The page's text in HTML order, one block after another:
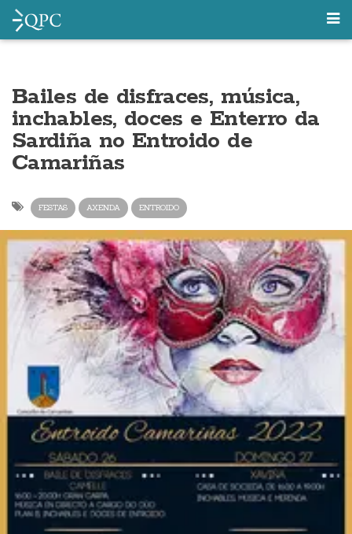
Bailes de disfraces, música,
inchables, doces e Enterro da
Sardiña no Entroido de
Camariñas
FESTAS AXENDA ENTROIDO